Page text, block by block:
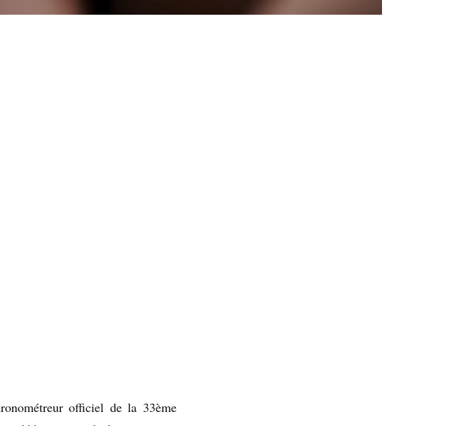
officiel de la 33ème